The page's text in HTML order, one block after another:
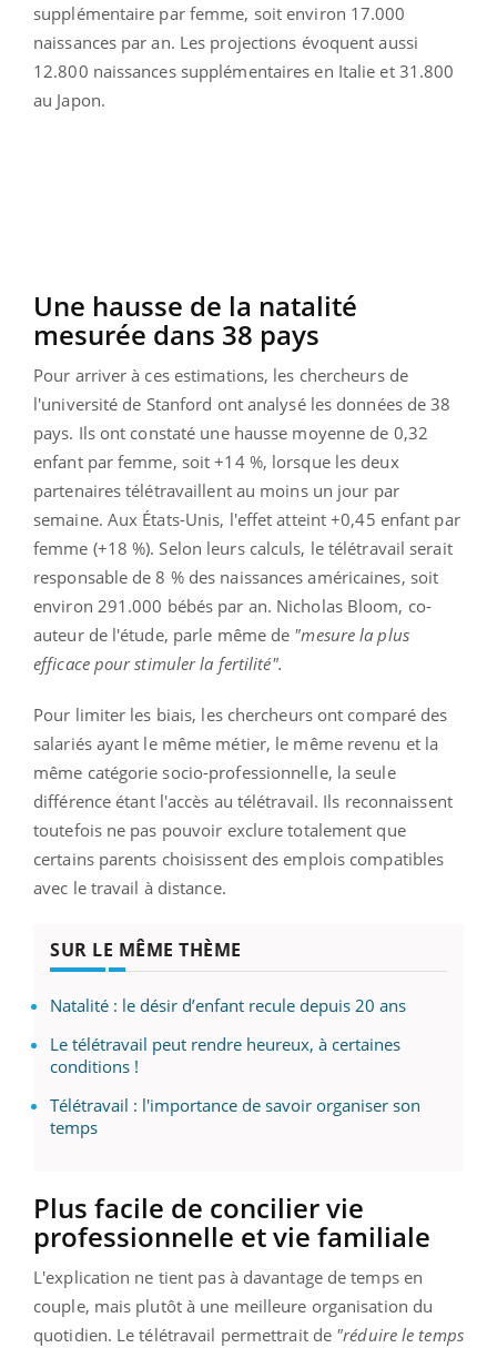
supplémentaire par femme, soit environ 17.000
naissances par an. Les projections évoquent aussi
12.800 naissances supplémentaires en Italie et 31.800
au Japon.
Une hausse de la natalité
mesurée dans 38 pays
Pour arriver à ces estimations, les chercheurs de
l'université de Stanford ont analysé les données de 38
pays. Ils ont constaté une hausse moyenne de 0,32
enfant par femme, soit +14 %, lorsque les deux
partenaires télétravaillent au moins un jour par
semaine. Aux États-Unis, l'effet atteint +0,45 enfant par
femme (+18 %). Selon leurs calculs, le télétravail serait
responsable de 8 % des naissances américaines, soit
environ 291.000 bébés par an. Nicholas Bloom, co-
auteur de l'étude, parle même de "mesure la plus
efficace pour stimuler la fertilité".
Pour limiter les biais, les chercheurs ont comparé des
salariés ayant le même métier, le même revenu et la
même catégorie socio-professionnelle, la seule
différence étant l'accès au télétravail. Ils reconnaissent
toutefois ne pas pouvoir exclure totalement que
certains parents choisissent des emplois compatibles
avec le travail à distance.
SUR LE MÊME THÈME
Natalité : le désir d’enfant recule depuis 20 ans
Le télétravail peut rendre heureux, à certaines
conditions !
Télétravail : l'importance de savoir organiser son
temps
Plus facile de concilier vie
professionnelle et vie familiale
L'explication ne tient pas à davantage de temps en
couple, mais plutôt à une meilleure organisation du
quotidien. Le télétravail permettrait de "réduire le temps